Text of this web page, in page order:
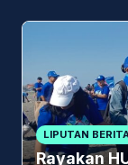
LIPUTAN
Rayakan